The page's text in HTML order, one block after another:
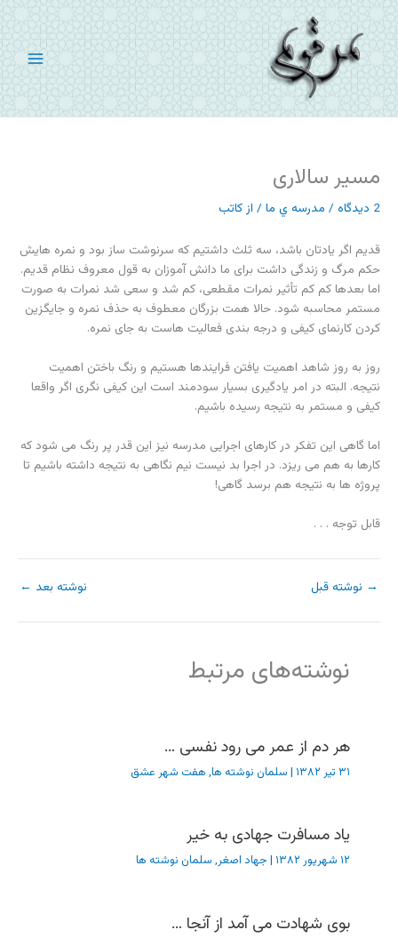
پرش
به
محتوا
مسیر سالاری
2 دیدگاه / مدرسه ي ما / از کاتب
قدیم اگر یادتان باشد، سه ثلث داشتیم که سرنوشت ساز بود و نمره هایش
حکم مرگ و زندگی داشت برای ما دانش آموزان به قول معروف نظام قدیم.
اما بعدها کم کم تأثیر نمرات مقطعی، کم شد و سعی شد نمرات به صورت
مستمر محاسبه شود. حالا همت بزرگان معطوف به حذف نمره و جایگزین
کردن کارنمای کیفی و درجه بندی فعالیت هاست به جای نمره.
روز به روز شاهد اهمیت یافتن فرایندها هستیم و رنگ باختن اهمیت
نتیجه. البته در امر یادگیری بسیار سودمند است این کیفی نگری اگر واقعا
کیفی و مستمر به نتیجه رسیده باشیم.
اما گاهی این تفکر در کارهای اجرایی مدرسه نیز این قدر پر رنگ می شود که
کارها به هم می ریزد. در اجرا بد نیست نیم نگاهی به نتیجه داشته باشیم تا
پروژه ها به نتیجه هم برسد گاهی!
قابل توجه . . .
→ نوشته قبل نوشته بعد ←
نوشته‌های مرتبط
هر دم از عمر می رود نفسی …
۳۱ تیر ۱۳۸۲ | سلمان نوشته ها, هفت شهر عشق
یاد مسافرت جهادی به خیر
۱۲ شهریور ۱۳۸۲ | جهاد اصغر, سلمان نوشته ها
بوی شهادت می آمد از آنجا …